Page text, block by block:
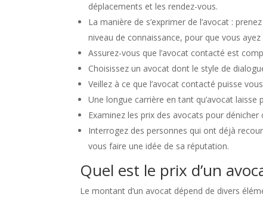
déplacements et les rendez-vous.
La manière de s’exprimer de l’avocat :
niveau de connaissance, pour que vous
Assurez-vous que l’avocat contacté est
Choisissez un avocat dont le style de
Veillez à ce que l’avocat contacté puisse
Une longue carrière en tant qu’avocat
Examinez les prix des avocats pour
Interrogez des personnes qui ont déjà
vous faire une idée de sa réputation.
Quel est le prix d’un
Le montant d’un avocat dépend de divers